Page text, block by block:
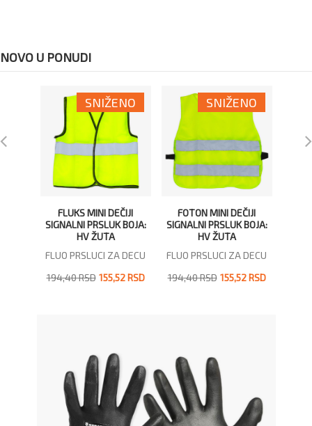
NOVO U PONUDI
SNIŽENO
FLUKS MINI DEČIJI
SIGNALNI PRSLUK BOJA:
HV ŽUTA
FLUO PRSLUCI ZA DECU
194,40 RSD 155,52 RSD
SNIŽENO
FOTON MINI DEČIJI
SIGNALNI PRSLUK BOJA:
HV ŽUTA
FLUO PRSLUCI ZA DECU
194,40 RSD 155,52 RSD